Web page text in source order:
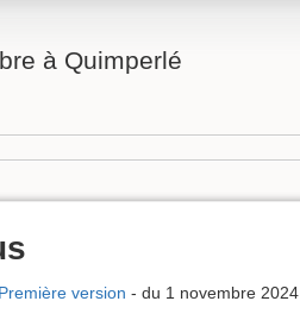
à Quimperlé
Première version - du 1 novembre 2024